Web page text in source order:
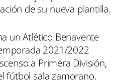
de su nueva plantilla.
un Atlético Benavente
2021/2022
a Primera División,
fútbol sala zamorano.